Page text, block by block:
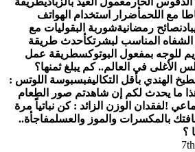
مع اللحمأضرار استخدام الهواتف
نصائح رمضانيةشوربة البقوليات مع
المناسب لبشرتكأحدث طريقة
للوجه بمفعول البوتوكسطريقة عمل
الأغلى في العالم.. كم يبلغ ثمنها؟
الهندي بأقل التكاليفبسبوسة اللوتس :
ما يحدث لكم إن شاهدتم صور الطعام
!لفقدان الوزن الزائد : كن نباتياً مرة
بالمكسرات والموز والعسلمفاجأة..
؟